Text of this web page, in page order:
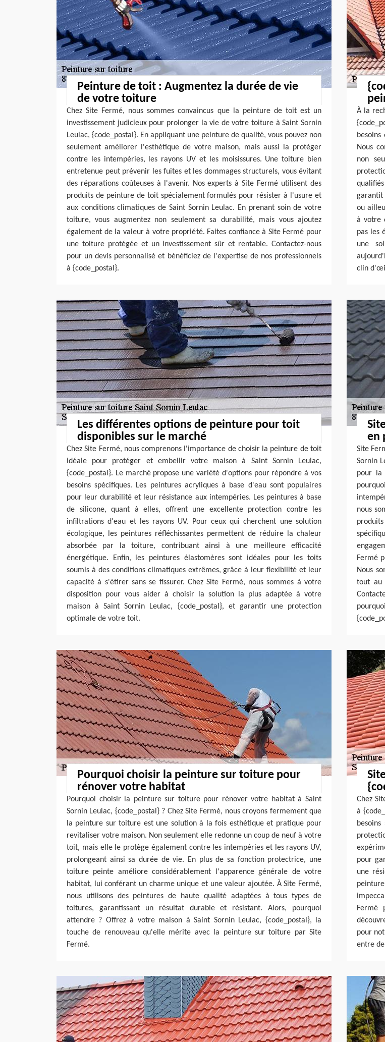
Peinture de toit : Augmentez la durée de vie
de votre toiture
Chez Site Fermé, nous sommes convaincus que la peinture de toit est un
investissement judicieux pour prolonger la vie de votre toiture à Saint Sornin
Leulac, {code_postal}. En appliquant une peinture de qualité, vous pouvez non
seulement améliorer l'esthétique de votre maison, mais aussi la protéger
contre les intempéries, les rayons UV et les moisissures. Une toiture bien
entretenue peut prévenir les fuites et les dommages structurels, vous évitant
des réparations coûteuses à l'avenir. Nos experts à Site Fermé utilisent des
produits de peinture de toit spécialement formulés pour résister à l'usure et
aux conditions climatiques de Saint Sornin Leulac. En prenant soin de votre
toiture, vous augmentez non seulement sa durabilité, mais vous ajoutez
également de la valeur à votre propriété. Faites confiance à Site Fermé pour
une toiture protégée et un investissement sûr et rentable. Contactez-nous
pour un devis personnalisé et bénéficiez de l'expertise de nos professionnels
à {code_postal}.
À la
Nous
non
garantit
ou
à votre
pas les
une
clin
Les différentes options de peinture pour toit
disponibles sur le marché
Chez Site Fermé, nous comprenons l'importance de choisir la peinture de toit
idéale pour protéger et embellir votre maison à Saint Sornin Leulac,
{code_postal}. Le marché propose une variété d'options pour répondre à vos
besoins spécifiques. Les peintures acryliques à base d'eau sont populaires
pour leur durabilité et leur résistance aux intempéries. Les peintures à base
de silicone, quant à elles, offrent une excellente protection contre les
infiltrations d'eau et les rayons UV. Pour ceux qui cherchent une solution
écologique, les peintures réfléchissantes permettent de réduire la chaleur
absorbée par la toiture, contribuant ainsi à une meilleure efficacité
énergétique. Enfin, les peintures élastomères sont idéales pour les toits
soumis à des conditions climatiques extrêmes, grâce à leur flexibilité et leur
capacité à s'étirer sans se fissurer. Chez Site Fermé, nous sommes à votre
disposition pour vous aider à choisir la solution la plus adaptée à votre
maison à Saint Sornin Leulac, {code_postal}, et garantir une protection
optimale de votre toit.
en
Site
Sornin
pour la
nous
Fermé
Nous
tout au
Pourquoi choisir la peinture sur toiture pour
rénover votre habitat
Pourquoi choisir la peinture sur toiture pour rénover votre habitat à Saint
Sornin Leulac, {code_postal} ? Chez Site Fermé, nous croyons fermement que
la peinture sur toiture est une solution à la fois esthétique et pratique pour
revitaliser votre maison. Non seulement elle redonne un coup de neuf à votre
toit, mais elle le protège également contre les intempéries et les rayons UV,
prolongeant ainsi sa durée de vie. En plus de sa fonction protectrice, une
toiture peinte améliore considérablement l'apparence générale de votre
habitat, lui conférant un charme unique et une valeur ajoutée. À Site Fermé,
nous utilisons des peintures de haute qualité adaptées à tous types de
toitures, garantissant un résultat durable et résistant. Alors, pourquoi
attendre ? Offrez à votre maison à Saint Sornin Leulac, {code_postal}, la
touche de renouveau qu'elle mérite avec la peinture sur toiture par Site
Fermé.
Chez
à
pour
une
Fermé
pour
entre